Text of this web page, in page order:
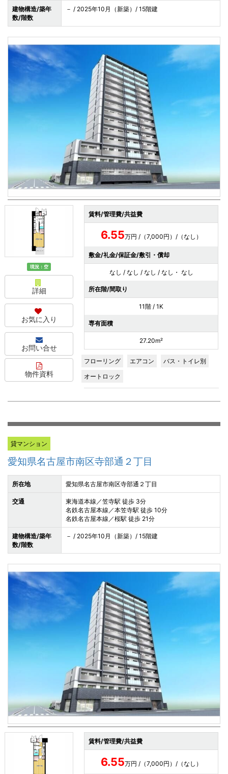
建物構造/築年
数/階数
－ / 2025年10月（新築）/ 15階建
現況：空
詳細
お気に入り
お問い合せ
物件資料
賃料/管理費/共益費
6.55万円 /（7,000円）/（なし）
敷金/礼金/保証金/敷引・償却
なし / なし / なし / なし・ なし
所在階/間取り
11階 / 1K
専有面積
27.20m²
フローリング エアコン
バス・トイレ別
オートロック
貸マンション
愛知県名古屋市南区寺部通２丁目
所在地 愛知県名古屋市南区寺部通２丁目
交通
東海道本線／笠寺駅 徒歩 3分
名鉄名古屋本線／本笠寺駅 徒歩 10分
名鉄名古屋本線／桜駅 徒歩 21分
建物構造/築年
数/階数
－ / 2025年10月（新築）/ 15階建
賃料/管理費/共益費
6.55万円 /（7,000円）/（なし）